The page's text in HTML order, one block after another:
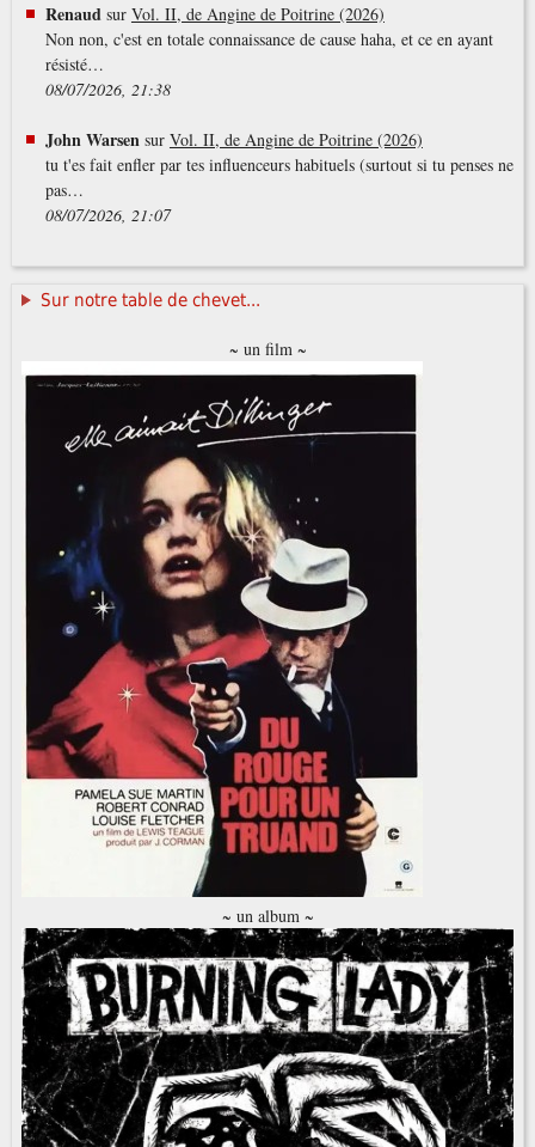
Renaudsur Vol. II, de Angine de Poitrine (2026)
Non non, c'est en totale connaissance de cause haha, et ce en ayant
résisté…
08/07/2026, 21:38
John Warsensur Vol. II, de Angine de Poitrine (2026)
tu t'es fait enfler par tes influenceurs habituels (surtout si tu penses ne
pas…
08/07/2026, 21:07
Sur notre table de chevet...
~ un film ~
~ un album ~